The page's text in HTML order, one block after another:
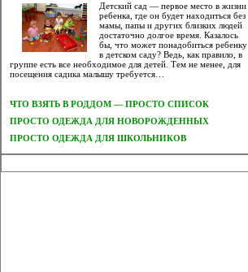
Детский сад — первое место в жизни
ребенка, где он будет находиться без
мамы, папы и других близких людей
достаточно долгое время. Казалось
бы, что может понадобиться ребенку
в детском саду? Ведь, как правило, в
группе есть все необходимое для детей. Тем не менее, для
посещения садика малышу требуется…
ЧТО ВЗЯТЬ В РОДДОМ — ПРОСТО СПИСОК
ПРОСТО ОДЕЖДА ДЛЯ НОВОРОЖДЕННЫХ
ПРОСТО ОДЕЖДА ДЛЯ ШКОЛЬНИКОВ